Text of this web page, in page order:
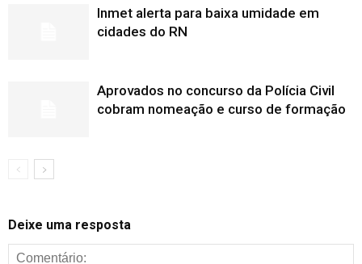
Inmet alerta para baixa umidade em
cidades do RN
Aprovados no concurso da Polícia Civil
cobram nomeação e curso de formação
Deixe uma resposta